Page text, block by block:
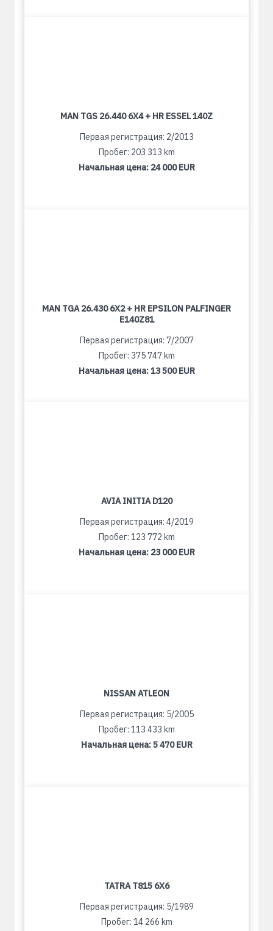
MAN TGS 26.440 6X4 + HR ESSEL 140Z
Первая регистрация: 2/2013
Пробег: 203 313 km
Начальная цена: 24 000 EUR
MAN TGA 26.430 6X2 + HR EPSILON PALFINGER
E140Z81
Первая регистрация: 7/2007
Пробег: 375 747 km
Начальная цена:13 500 EUR
AVIA INITIA D120
Первая регистрация: 4/2019
Пробег: 123 772 km
Начальная цена: 23 000 EUR
NISSAN ATLEON
Первая регистрация: 5/2005
Пробег: 113 433 km
Начальная цена:5 470 EUR
TATRA T815 6X6
Первая регистрация: 5/1989
Пробег: 14 266 km